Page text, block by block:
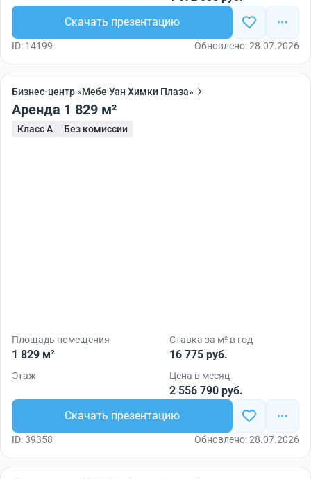
Скачать презентацию
ID: 14199 Обновлено: 28.07.2026
Бизнес-центр «Мебе Уан Химки Плаза»
Аренда 1 829 м²
Класс A Без комиссии
Площадь помещения
1 829 м²
Ставка за м² в год
16 775 руб.
Этаж Цена в месяц
2 556 790 руб.
Скачать презентацию
ID: 39358 Обновлено: 28.07.2026